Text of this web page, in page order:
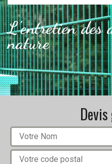
L'entretien des
nature